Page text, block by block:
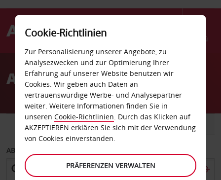
Menü
AvisAutovermietung Utrecht
FAHRZEUG TRANSPORTER
ABHOLEN VON
Cookie-Richtlinien
Zur Personalisierung unserer Angebote, zu
Analysezwecken und zur Optimierung Ihrer
Erfahrung auf unserer Website benutzen wir
Cookies. Wir geben auch Daten an
vertrauenswürdige Werbe- und Analysepartner
weiter. Weitere Informationen finden Sie in
unseren Cookie-Richtlinien. Durch das Klicken auf
AKZEPTIEREN erklären Sie sich mit der Verwendung
von Cookies einverstanden.
PRÄFERENZEN VERWALTEN